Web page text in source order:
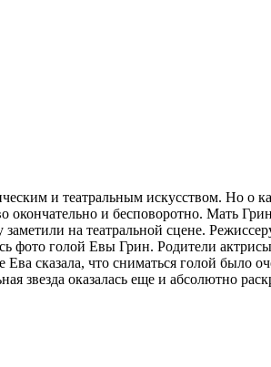
и театральным искусством. Но о
и бесповоротно. Мать
на театральной сцене.
фото голой Евы Грин. Родители
сказала, что сниматься голой было
звезда оказалась еще и абсолютно